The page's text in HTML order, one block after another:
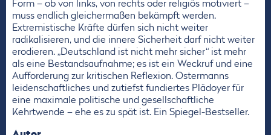
Form – ob von links, von rechts oder religiös motiviert –
muss endlich gleichermaßen bekämpft werden.
Extremistische Kräfte dürfen sich nicht weiter
radikalisieren, und die innere Sicherheit darf nicht weiter
erodieren. „Deutschland ist nicht mehr sicher“ ist mehr
als eine Bestandsaufnahme; es ist ein Weckruf und eine
Aufforderung zur kritischen Reflexion. Ostermanns
leidenschaftliches und zutiefst fundiertes Plädoyer für
eine maximale politische und gesellschaftliche
Kehrtwende – ehe es zu spät ist. Ein Spiegel-Bestseller.